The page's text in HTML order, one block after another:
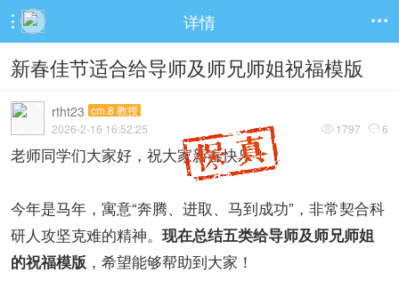
 详情 
新春佳节适合给导师及师兄师姐祝福模版
rtht23 cm.8 教授
 1797  6
2026-2-16 16:52:25
老师同学们大家好，祝大家新春快乐！
今年是马年，寓意“奔腾、进取、马到成功”，非常契合科
研人攻坚克难的精神。 现在总结五类给导师及师兄师姐
的祝福模版 ，希望能够帮助到大家！